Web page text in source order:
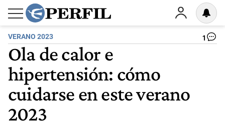
VERANO 2023 1
Ola de calor e
hipertensión: cómo
cuidarse en este verano
2023